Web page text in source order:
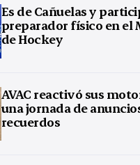
Es de Cañuelas y
preparador físico en el
de Hockey
AVAC reactivó sus
una jornada de
recuerdos